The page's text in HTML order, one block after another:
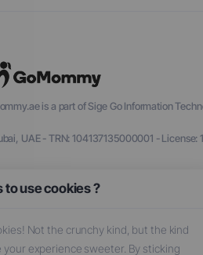
is a part of Sige Go Information
UAE - TRN: 104137135000001 - License:
to use cookies ?
Not the crunchy kind, but the kind
your experience sweeter. By sticking